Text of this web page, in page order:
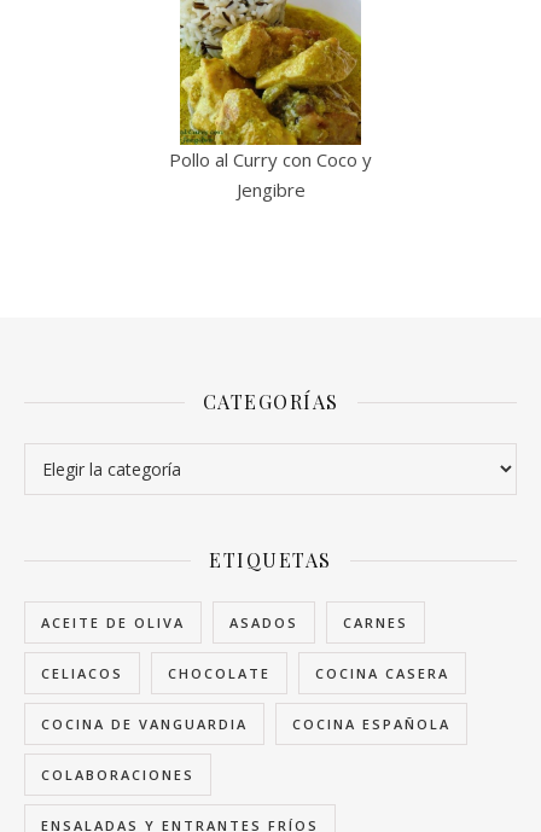
Pollo al Curry con Coco y
Jengibre
CATEGORÍAS
Categorías
ETIQUETAS
ACEITE DE OLIVA ASADOS CARNES
CELIACOS CHOCOLATE COCINA CASERA
COCINA DE VANGUARDIA COCINA ESPAÑOLA
COLABORACIONES
ENSALADAS Y ENTRANTES FRÍOS